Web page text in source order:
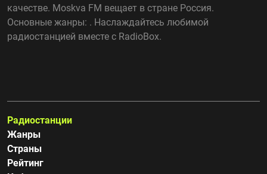
качестве. Moskva FM вещает в стране Россия.
Основные жанры: . Наслаждайтесь любимой
радиостанцией вместе с RadioBox.
Радиостанции
Жанры
Страны
Рейтинг